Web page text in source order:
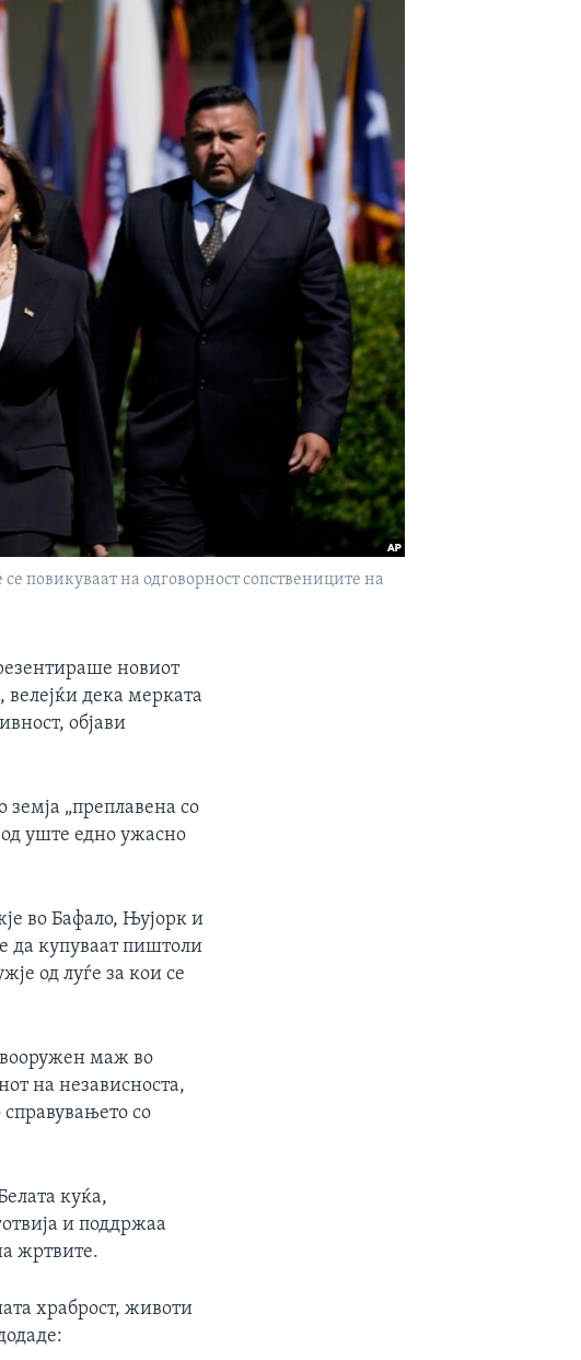
повикуваат на одговорност сопствениците на
новиот
велејќи дека мерката
објави
земја „преплавена со
од уште едно ужасно
во Бафало, Њујорк и
да купуваат пиштоли
од луѓе за кои се
вооружен маж во
на независноста,
со
куќа,
и поддржаа
жртвите.
храброст, животи